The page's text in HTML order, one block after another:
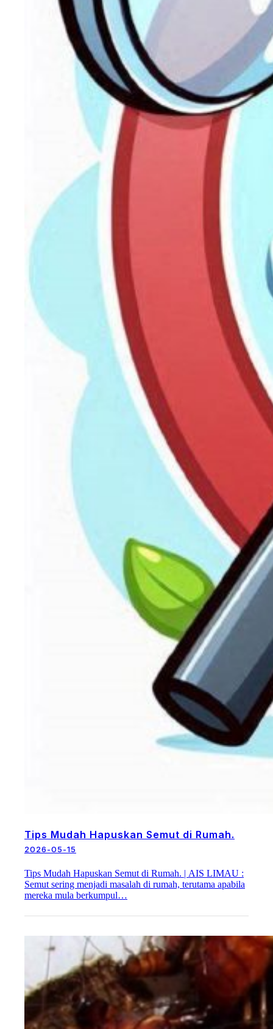
Tips Mudah Hapuskan Semut di Rumah.
2026-05-15
Tips Mudah Hapuskan Semut di Rumah. | AIS LIMAU :
Semut sering menjadi masalah di rumah, terutama apabila
mereka mula berkumpul…